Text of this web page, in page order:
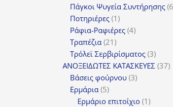
Πάγκοι Ψυγεία Συντήρησης 6
Ποτηριέρες 11
προϊόν
Ράφια-Ραφιέρες 44
Τραπέζια 2121
προϊόντα
Τρόλεϊ Σερβιρίσματος 33
ΑΝΟΞΕΙΔΩΤΕΣ ΚΑΤΑΣΚΕΥΕΣ 3737
Βάσεις φούρνου 33
Ερμάρια 55
προϊόντα
Ερμάριο επιτοίχιο 11